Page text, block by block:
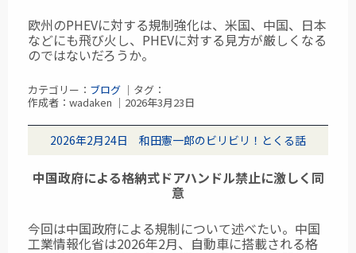
欧州のPHEVに対する規制強化は、米国、中国、日本
などにも飛び火し、PHEVに対する見方が厳しくなる
のではないだろうか。
カテゴリー： ブログ ｜タグ：
作成者：wadaken ｜2026年3月23日
2026年2月24日 和田憲一郎のビリビリ！とくる話
中国政府による格納式ドアハンドル禁止に激しく同
意
今回は中国政府による規制について述べたい。中国
工業情報化省は2026年2月、自動車に搭載される格